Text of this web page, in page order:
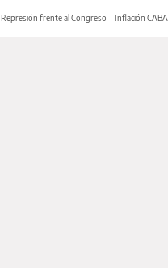
Represión frente al Congreso Inflación CABA